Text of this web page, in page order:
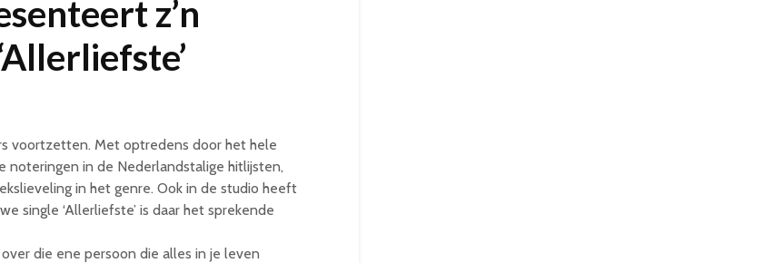
z’n
voortzetten. Met optredens door het hele
noteringen in de Nederlandstalige hitlijsten,
in het genre. Ook in de studio heeft
single ‘Allerliefste’ is daar het sprekende
die ene persoon die alles in je leven